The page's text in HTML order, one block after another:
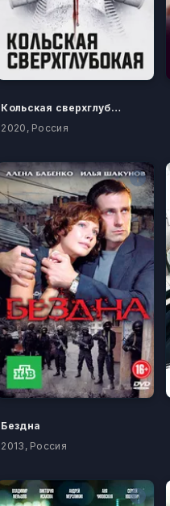
Кольская сверхглубокая
2020, Россия
Бездна
2013, Россия